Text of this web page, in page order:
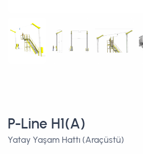
P-Line H1(A)
Yatay Yaşam Hattı (Araçüstü)